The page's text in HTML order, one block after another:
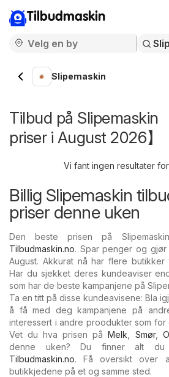
Tilbudmaskin
Slipemaskin
Tilbud på Slipemaskin
priser i August 2026】
Vi fant ingen resultater
Billig Slipemaskin
priser denne uken
Den beste prisen på
Tilbudmaskin.no. Spar penger og
August. Akkurat nå har flere butikker
Har du sjekket deres kundeaviser
som har de beste kampanjene på
Ta en titt på disse kundeavisene: Bla
å få med deg kampanjene på
interessert i andre proodukter som for
Vet du hva prisen påMelk Smør,
denne uken? Du finner alt
Tilbudmaskin.no. Få oversikt over
butikkjedene på et og samme sted.